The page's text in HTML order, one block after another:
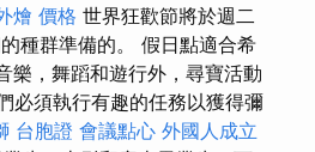
燴 價格 世界狂歡節將於週二
種群準備的。 假日點適合希
樂，舞蹈和遊行外，尋寶活動
必須執行有趣的任務以獲得彌
台胞證 會議點心 外國人成立